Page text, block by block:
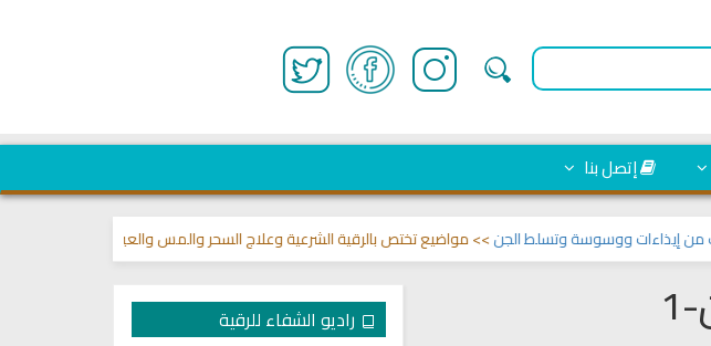
إتصل بنا
ووسوسة وتسلط الجن>> مواضيع تختص بالرقية الشرعية وعلاج السحر والمس والعين 🌾
راديو الشفاء للرقية